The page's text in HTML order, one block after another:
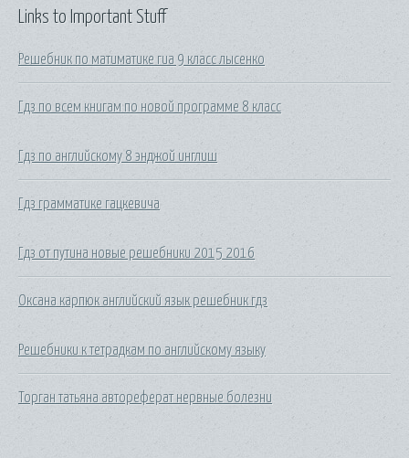
Links to Important Stuff
Решебник по матиматике гиа 9 класс лысенко
Гдз по всем книгам по новой программе 8 класс
Гдз по английскому 8 энджой инглиш
Гдз грамматике гацкевича
Гдз от путина новые решебники 2015 2016
Оксана карпюк английский язык решебник гдз
Решебники к тетрадкам по английскому языку
Торган татьяна автореферат нервные болезни